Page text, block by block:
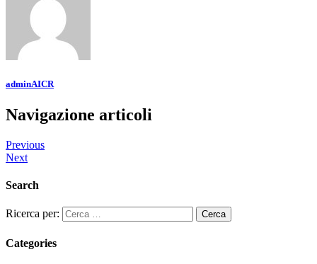
adminAICR
Navigazione articoli
Previous
Next
Search
Ricerca per:
Categories